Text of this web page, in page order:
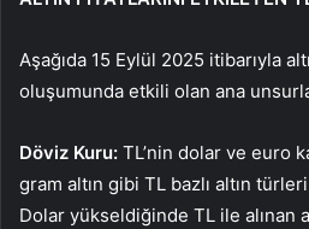
Aşağıda 15 Eylül 2025 itibarıyla
oluşumunda etkili olan ana
Döviz Kuru: TL’nin dolar ve euro
gram altın gibi TL bazlı altın
Dolar yükseldiğinde TL ile alınan